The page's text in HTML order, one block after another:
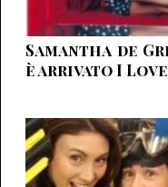
Samantha de
è arrivato I